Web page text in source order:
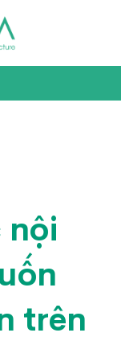
nội
trên